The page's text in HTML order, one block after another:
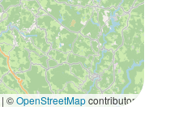
| ©OpenStreetMapcontributors